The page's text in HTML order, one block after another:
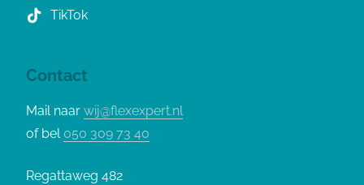
TikTok
Contact
Mail naar wij@flexexpert.nl
of bel 050 309 73 40
Regattaweg 482